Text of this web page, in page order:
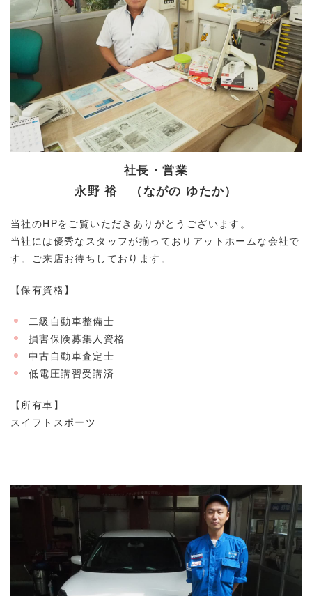
社長・営業
永野 裕 （ながの ゆたか）
当社のHPをご覧いただきありがとうございます。
当社には優秀なスタッフが揃っておりアットホームな会社で
す。ご来店お待ちしております。
【保有資格】
二級自動車整備士
損害保険募集人資格
中古自動車査定士
低電圧講習受講済
【所有車】
スイフトスポーツ